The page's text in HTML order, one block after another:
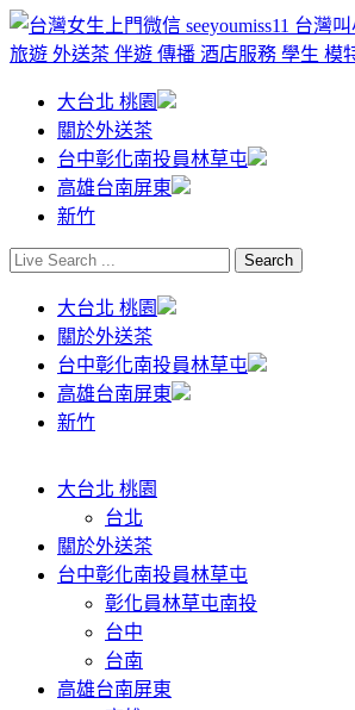
大台北 桃園
關於外送茶
台中彰化南投員林草屯
高雄台南屏東
新竹
大台北 桃園
關於外送茶
台中彰化南投員林草屯
高雄台南屏東
新竹
大台北 桃園
台北
關於外送茶
台中彰化南投員林草屯
彰化員林草屯南投
台中
台南
高雄台南屏東